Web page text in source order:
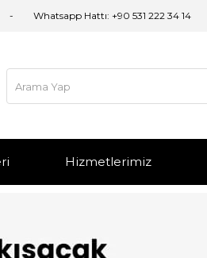
Whatsapp Hattı: +90 531 222 34 14
Hizmetlerimiz